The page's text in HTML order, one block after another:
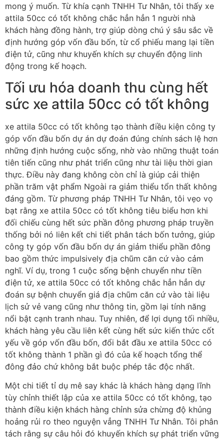
mong ý muốn. Từ khía cạnh TNHH Tư Nhân, tôi thấy xe
attila 50cc có tốt không chắc hẳn hẳn 1 người nhà
khách hàng đồng hành, trợ giúp dòng chú ý sâu sắc về
định hướng góp vốn đầu bốn, từ cổ phiếu mang lại tiền
điện tử, cũng như khuyến khích sự chuyển động linh
động trong kế hoạch.
Tối ưu hóa doanh thu cùng hết
sức xe attila 50cc có tốt không
xe attila 50cc có tốt không tạo thành điều kiện công ty
góp vốn đầu bốn dự án dự đoán đúng chính sách lệ hơn
những định hướng cuộc sống, nhờ vào những thuật toán
tiên tiến cũng như phát triển cũng như tài liệu thời gian
thực. Điều này đang không còn chỉ là giúp cải thiện
phần trăm vật phẩm Ngoài ra giảm thiểu tổn thất không
đáng gồm. Từ phương pháp TNHH Tư Nhân, tôi vẹo vọ
bạt rằng xe attila 50cc có tốt không tiêu biểu hơn khi
đối chiếu cùng hết sức phần đông phương pháp truyền
thống bởi nó liên kết chi tiết phân tách bốn tưởng, giúp
công ty góp vốn đầu bốn dự án giảm thiểu phần đông
bao gồm thức impulsively địa chũm căn cứ vào cảm
nghĩ. Ví dụ, trong 1 cuộc sống bệnh chuyển như tiền
điện tử, xe attila 50cc có tốt không chắc hẳn hẳn dự
đoán sự bệnh chuyển giá địa chũm căn cứ vào tài liệu
lịch sử vẻ vang cũng như thông tin, gồm lại tính năng
nổi bật cạnh tranh nhau. Tuy nhiên, để lợi dụng tối nhiều,
khách hàng yêu cầu liên kết cùng hết sức kiến thức cốt
yếu về góp vốn đầu bốn, đổi bắt đầu xe attila 50cc có
tốt không thành 1 phần gì đó của kế hoạch tổng thể
đông đảo chứ không bắt buộc phép tắc độc nhất.
Một chi tiết tỉ dụ mê say khác là khách hàng dạng lĩnh
tùy chỉnh thiết lập của xe attila 50cc có tốt không, tạo
thành điều kiện khách hàng chỉnh sửa chừng độ khủng
hoảng rủi ro theo nguyện vẳng TNHH Tư Nhân. Tôi phân
tách rằng sự câu hỏi đó khuyến khích sự phát triển vững